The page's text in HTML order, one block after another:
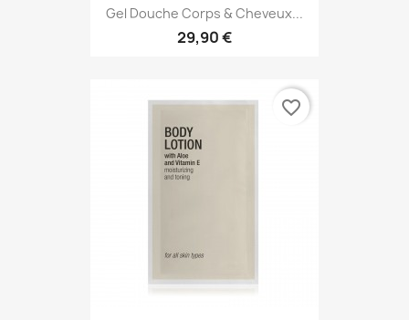
Gel Douche Corps & Cheveux...
29,90 €
favorite_border